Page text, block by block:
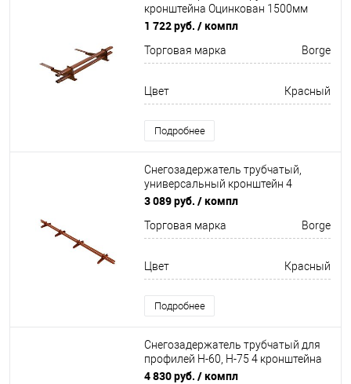
кронштейна Оцинкован 1500мм
Borge
1 722 руб. / компл
Торговая марка Borge
Цвет Красный
Подробнее
Снегозадержатель трубчатый,
универсальный кронштейн 4
кронштейна Оцинков+порошковый
3 089 руб. / компл
Торговая марка Borge
Цвет Красный
Подробнее
Снегозадержатель трубчатый для
профилей Н-60, Н-75 4 кронштейна
Оцинкован 3000мм Borge
4 830 руб. / компл